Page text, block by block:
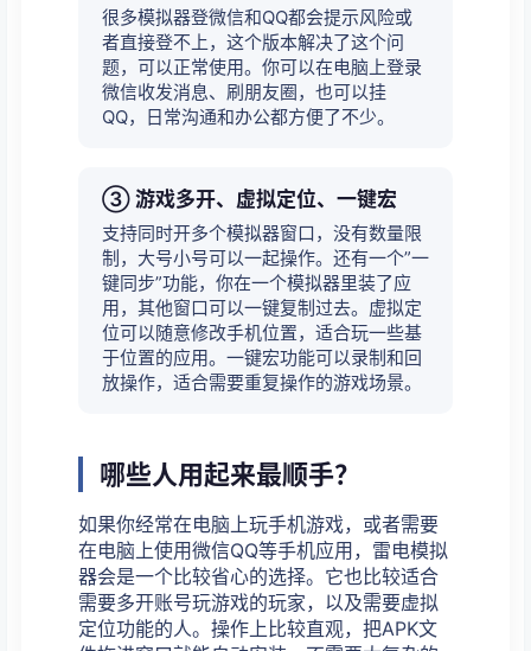
很多模拟器登微信和QQ都会提示风险或
者直接登不上，这个版本解决了这个问
题，可以正常使用。你可以在电脑上登录
微信收发消息、刷朋友圈，也可以挂
QQ，日常沟通和办公都方便了不少。
③ 游戏多开、虚拟定位、一键宏
支持同时开多个模拟器窗口，没有数量限
制，大号小号可以一起操作。还有一个”一
键同步”功能，你在一个模拟器里装了应
用，其他窗口可以一键复制过去。虚拟定
位可以随意修改手机位置，适合玩一些基
于位置的应用。一键宏功能可以录制和回
放操作，适合需要重复操作的游戏场景。
哪些人用起来最顺手？
如果你经常在电脑上玩手机游戏，或者需要
在电脑上使用微信QQ等手机应用，雷电模拟
器会是一个比较省心的选择。它也比较适合
需要多开账号玩游戏的玩家，以及需要虚拟
定位功能的人。操作上比较直观，把APK文